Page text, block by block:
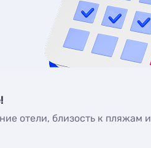
отели, близость к пляжам и